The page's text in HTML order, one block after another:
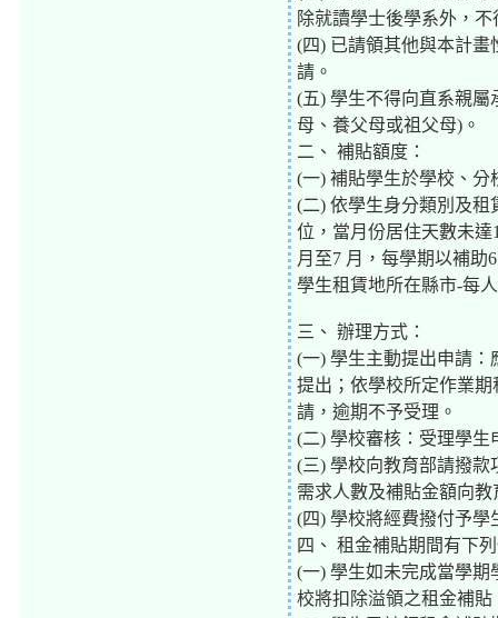
除就讀學士後學系外，
(四) 已請領其他與本計
請。
(五) 學生不得向直系親
母、養父母或祖父母)。
二、 補貼額度：
(一) 補貼學生於學校、
(二) 依學生身分類別及租
位，當月份居住天數未
月至7 月，每學期以補助
學生租賃地所在縣市-每
三、 辦理方式：
(一) 學生主動提出申請
提出；依學校所定作業期
請，逾期不予受理。
(二) 學校審核：受理學
(三) 學校向教育部請撥款
需求人數及補貼金額向
(四) 學校將經費撥付予學
四、 租金補貼期間有下
(一) 學生如未完成當學
校將扣除溢領之租金補貼